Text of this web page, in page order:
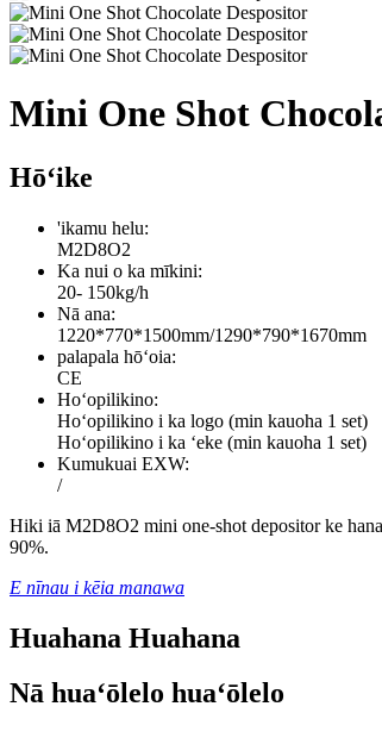
Mini One Shot
Hōʻike
'ikamu helu:
M2D8O2
Ka nui o ka mīkini:
20- 150kg/h
Nā ana:
1220*770*1500mm/1290*790*1670mm
palapala hōʻoia:
CE
Hoʻopilikino:
Hoʻopilikino i ka logo (min kauoha 1 set)
Hoʻopilikino i ka ʻeke (min kauoha 1 set)
Kumukuai EXW:
/
Hiki iā M2D8O2 mini one-shot depositor ke
90%.
E nīnau i kēia manawa
Huahana Huahana
Nā huaʻōlelo huaʻōlelo